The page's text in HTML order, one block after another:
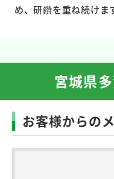
め、研鑽を重ね続けま
宮城県
お客様からの